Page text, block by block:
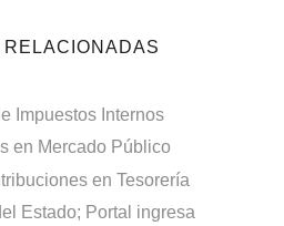
RELACIONADAS
Impuestos Internos
en Mercado Público
en Tesorería
Estado; Portal ingresa